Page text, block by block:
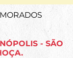
- SÃO